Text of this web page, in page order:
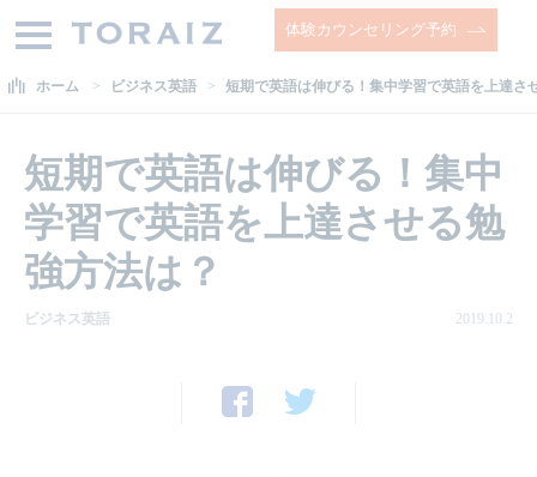
体験カウンセリング予約
ホーム ビジネス英語 短期で英語は伸びる！集中学習で英語を上達さ
短期で英語は伸びる！集中
学習で英語を上達させる勉
強方法は？
ビジネス英語 2019.10.2